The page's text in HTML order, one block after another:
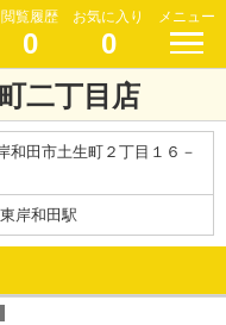
閲覧履歴
0
お気に入り
0
メニュー
二丁目店
和田市土生町２丁目１６－
岸和田駅